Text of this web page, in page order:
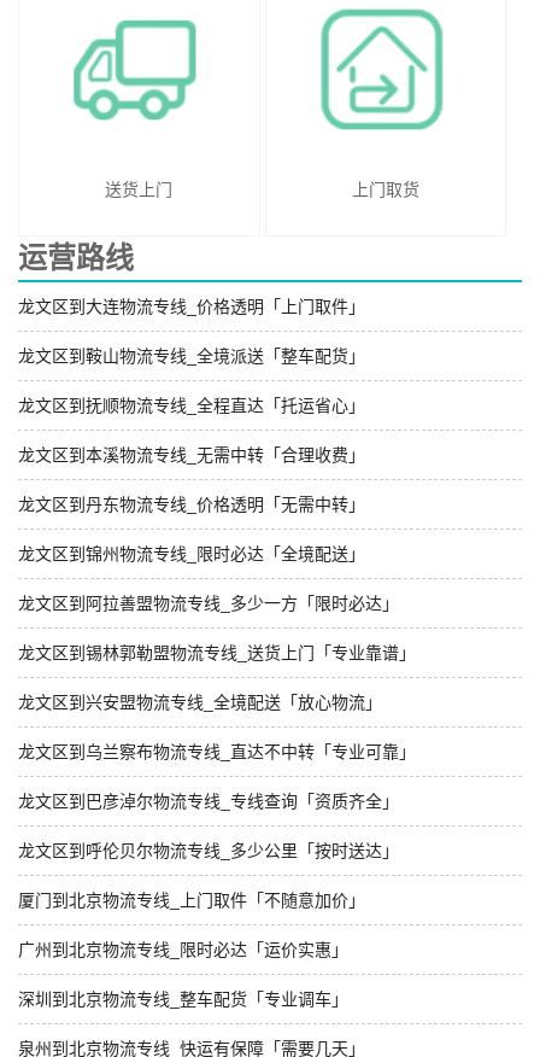
送货上门 上门取货
运营路线
龙文区到大连物流专线_价格透明「上门取件」
龙文区到鞍山物流专线_全境派送「整车配货」
龙文区到抚顺物流专线_全程直达「托运省心」
龙文区到本溪物流专线_无需中转「合理收费」
龙文区到丹东物流专线_价格透明「无需中转」
龙文区到锦州物流专线_限时必达「全境配送」
龙文区到阿拉善盟物流专线_多少一方「限时必达」
龙文区到锡林郭勒盟物流专线_送货上门「专业靠谱」
龙文区到兴安盟物流专线_全境配送「放心物流」
龙文区到乌兰察布物流专线_直达不中转「专业可靠」
龙文区到巴彦淖尔物流专线_专线查询「资质齐全」
龙文区到呼伦贝尔物流专线_多少公里「按时送达」
厦门到北京物流专线_上门取件「不随意加价」
广州到北京物流专线_限时必达「运价实惠」
深圳到北京物流专线_整车配货「专业调车」
泉州到北京物流专线_快运有保障「需要几天」